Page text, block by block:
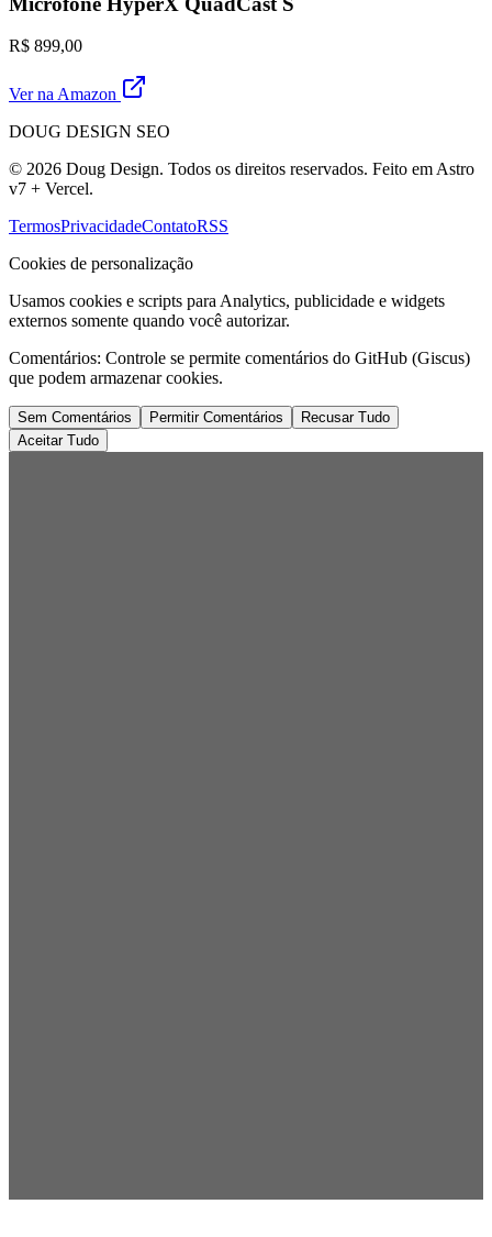
R$ 899,00
Ver na Amazon
DOUG DESIGN SEO
© 2026 Doug Design. Todos os direitos reservados. Feito em Astro
v7 + Vercel.
TermosPrivacidadeContatoRSS
Cookies de personalização
Usamos cookies e scripts para Analytics, publicidade e widgets
externos somente quando você autorizar.
Comentários: Controle se permite comentários do GitHub (Giscus)
que podem armazenar cookies.
Sem Comentários Permitir Comentários
Recusar Tudo
Aceitar Tudo